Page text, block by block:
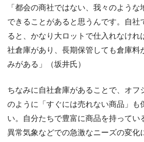
「都会の商社ではない、我々のよう
できることがあると思うんです。自社
ると、かなり大ロットで仕入れなけれ
社倉庫があり、長期保管しても倉庫料
みがある」（坂井氏）
ちなみに自社倉庫があることで、オフ
のように「すぐには売れない商品」も
い。自分たちで豊富に商品を持ってい
異常気象などでの急激なニーズの変化